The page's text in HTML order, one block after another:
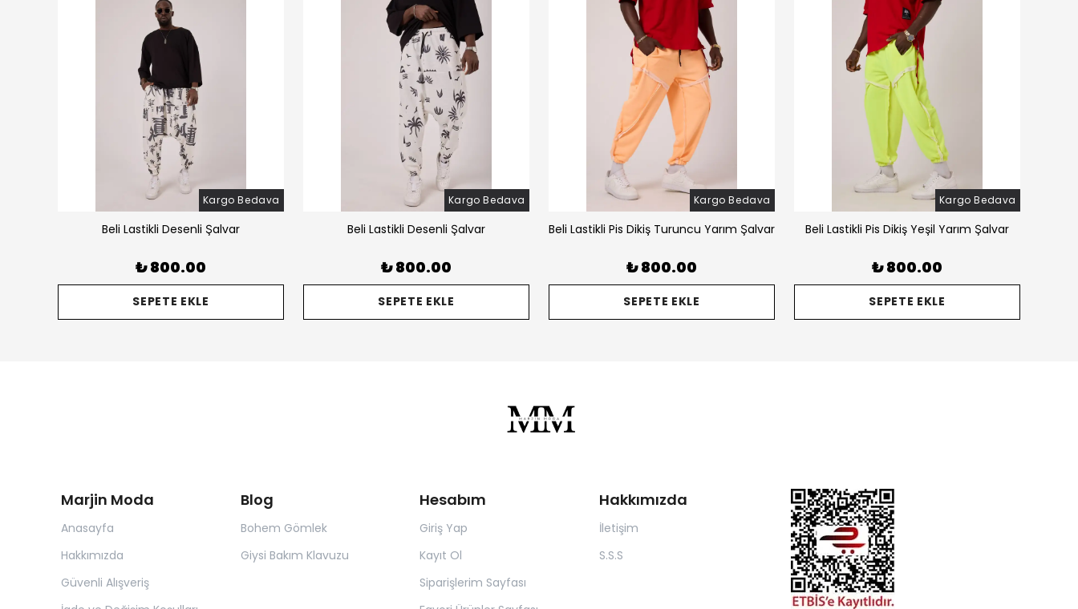
Kargo Bedava
Beli Lastikli Desenli Şalvar
₺ 800.00
SEPETE EKLE
Kargo Bedava
Beli Lastikli Desenli Şalvar
₺ 800.00
SEPETE EKLE
Kargo Bedava
Beli Lastikli Pis Dikiş Turuncu Yarım Şalvar
₺ 800.00
SEPETE EKLE
Kargo Bedava
Beli Lastikli Pis Dikiş Yeşil Yarım Şalvar
₺ 800.00
SEPETE EKLE
Marjin Moda
Anasayfa
Hakkımızda
Güvenli Alışveriş
Blog
Bohem Gömlek
Giysi Bakım Klavuzu
Hesabım
Giriş Yap
Kayıt Ol
Siparişlerim Sayfası
Hakkımızda
İletişim
S.S.S